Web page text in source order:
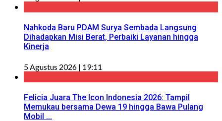
Nahkoda Baru PDAM Surya Sembada Langsung
Dihadapkan Misi Berat, Perbaiki Layanan hingga
Kinerja
5 Agustus 2026 | 19:11
Felicia Juara The Icon Indonesia 2026: Tampil
Memukau bersama Dewa 19 hingga Bawa Pulang
Mobil ...